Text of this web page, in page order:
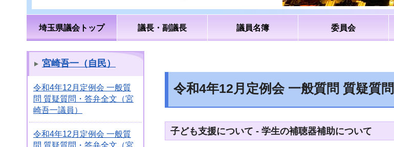
埼玉県議会トップ 議長・副議長 議員名簿 委員会
宮崎吾一（自民）
令和4年12月定例会 一般質
問 質疑質問・答弁全文（宮
崎吾一議員）
令和4年12月定例会 一般質
問 質疑質問・答弁全文（宮
令和4年12月定例会 一般質問 質疑質
子ども支援について - 学生の補聴器補助について